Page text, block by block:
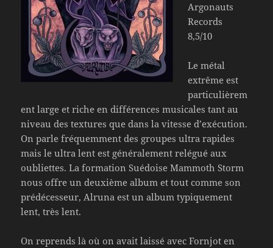
Argonauts
Records
8,5/10
Le métal
extrême est
particulièrem
ent large et riche en différences musicales tant au
niveau des textures que dans la vitesse d’exécution.
On parle fréquemment des groupes ultra rapides
mais le ultra lent est généralement relégué aux
oubliettes. La formation Suédoise Mammoth Storm
nous offre un deuxième album et tout comme son
prédécesseur, Alruna est un album typiquement
lent, très lent.
On reprends là où on avait laissé avec Fornjot en